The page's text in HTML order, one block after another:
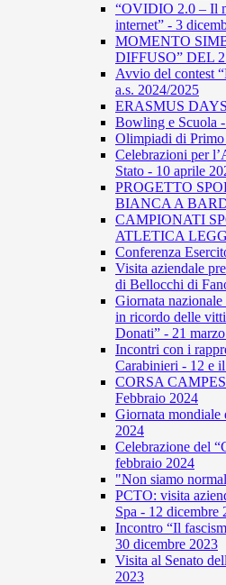
“OVIDIO 2.0 – Il
internet” - 3
MOMENTO
DIFFUSO” DEL
Avvio del contest
a.s. 2024/2025
ERASMUS
Bowling e Scuola
Olimpiadi di
Celebrazioni per
Stato - 10 aprile
PROGETTO
BIANCA A
CAMPIONATI
ATLETICA
Conferenza
Visita aziendale
di Bellocchi di
Giornata
in ricordo delle
Donati” - 21
Incontri con i
Carabinieri - 12 e
CORSA
Febbraio 2024
Giornata
2024
Celebrazione del
febbraio 2024
"Non siamo
PCTO: visita
Spa - 12 dicembre
Incontro “Il
30 dicembre 2023
Visita al Senato
2023